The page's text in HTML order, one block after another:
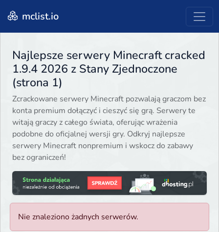
mclist.io
Najlepsze serwery Minecraft cracked
1.9.4 2026 z Stany Zjednoczone
(strona 1)
Zcrackowane serwery Minecraft pozwalają graczom bez
konta premium dołączyć i cieszyć się grą. Serwery te
witają graczy z całego świata, oferując wrażenia
podobne do oficjalnej wersji gry. Odkryj najlepsze
serwery Minecraft nonpremium i wskocz do zabawy
bez ograniczeń!
Nie znaleziono żadnych serwerów.